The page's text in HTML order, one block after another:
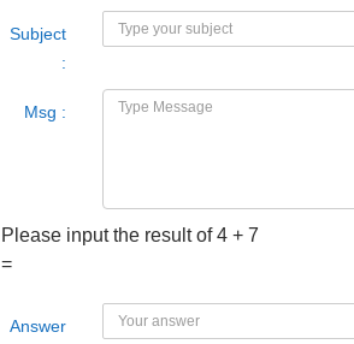
Subject
:
Msg :
Please input the result of 4 + 7
=
Answer